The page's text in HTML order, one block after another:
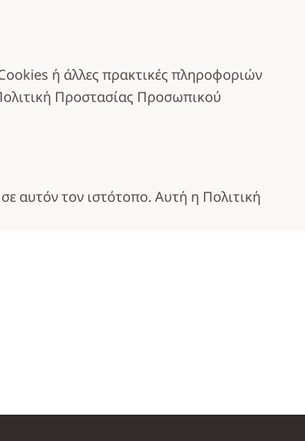
ή άλλες πρακτικές πληροφοριών
Προστασίας Προσωπικού
αυτόν τον ιστότοπο. Αυτή η Πολιτική